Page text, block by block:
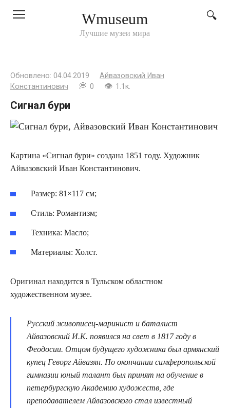
Wmuseum
Лучшие музеи мира
Обновлено: 04.04.2019
Айвазовский Иван
Константинович
0 1.1к.
Сигнал бури
Картина «Сигнал бури» создана 1851 году. Художник
Айвазовский Иван Константинович.
Размер: 81×117 см;
Стиль: Романтизм;
Техника: Масло;
Материалы: Холст.
Оригинал находится в Тульском областном
художественном музее.
Русский живописец-маринист и баталист
Айвазовский И.К. появился на свет в 1817 году в
Феодосии. Отцом будущего художника был армянский
купец Геворг Айвазян. По окончании симферопольской
гимназии юный талант был принят на обучение в
петербургскую Академию художеств, где
преподавателем Айвазовского стал известный